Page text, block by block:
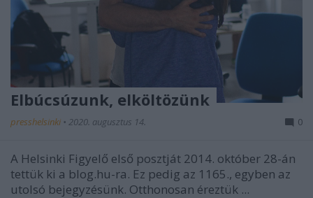
Elbúcsúzunk, elköltözünk
presshelsinki • 2020. augusztus 14. 0
A Helsinki Figyelő első posztját 2014. október 28-án
tettük ki a blog.hu-ra. Ez pedig az 1165., egyben az
utolsó bejegyzésünk. Otthonosan éreztük ...